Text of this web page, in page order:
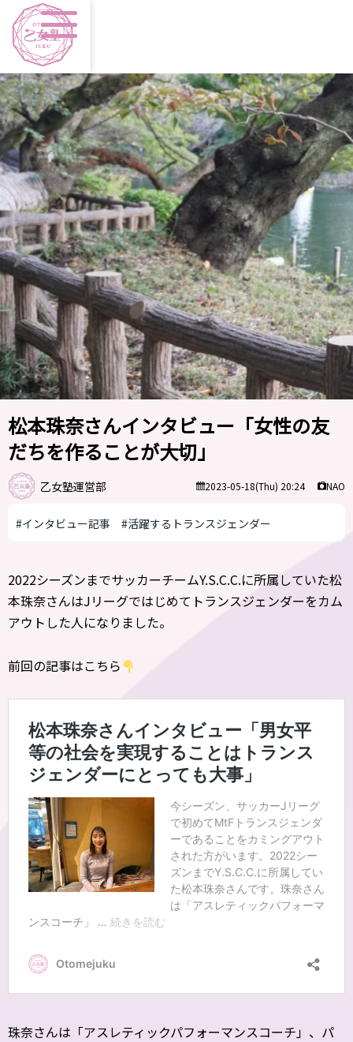
松本珠奈さんインタビュー「女性の友
だちを作ることが大切」
乙女塾運営部 2023-05-18(Thu) 20:24 NAO
#インタビュー記事 #活躍するトランスジェンダー
2022シーズンまでサッカーチームY.S.C.C.に所属していた松
本珠奈さんはJリーグではじめてトランスジェンダーをカム
アウトした人になりました。
前回の記事はこちら
珠奈さんは「アスレティックパフォーマンスコーチ」、パ